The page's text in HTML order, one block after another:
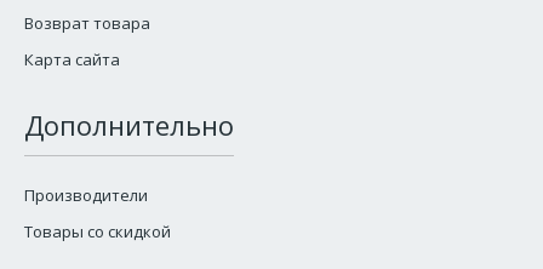
Возврат товара
Карта сайта
Дополнительно
Производители
Товары со скидкой